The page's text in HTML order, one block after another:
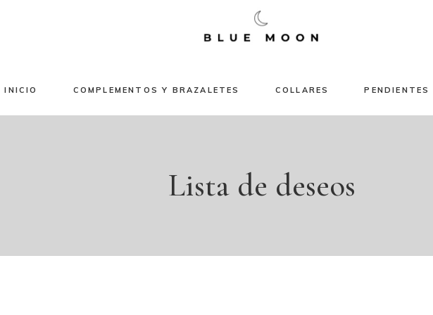
INICIO COMPLEMENTOS Y BRAZALETES COLLARES PENDIENTES
Lista de deseos